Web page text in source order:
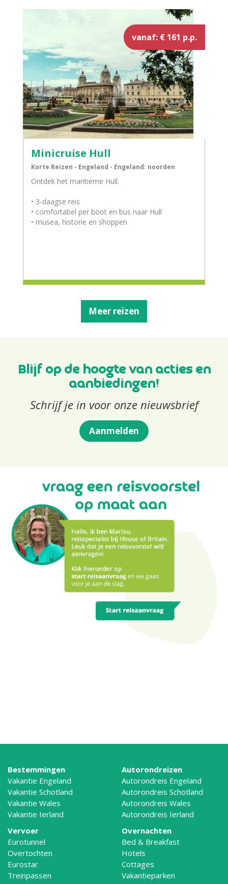
vanaf: € 161 p.p.
Minicruise Hull
Korte Reizen - Engeland - Engeland: noorden
Ontdek het maritieme Hull.
• 3-daagse reis
• comfortabel per boot en bus naar Hull
• musea, historie en shoppen
Meer reizen
Blijf op de hoogte van acties en
aanbiedingen!
Schrijf je in voor onze nieuwsbrief
Aanmelden
Bestemmingen
Vakantie Engeland
Vakantie Schotland
Vakantie Wales
Vakantie Ierland
Autorondreizen
Autorondreis Engeland
Autorondreis Schotland
Autorondreis Wales
Autorondreis Ierland
Vervoer
Eurotunnel
Overtochten
Eurostar
Treinpassen
Overnachten
Bed & Breakfast
Hotels
Cottages
Vakantieparken